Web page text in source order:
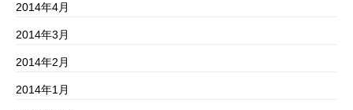
2014年4月
2014年3月
2014年2月
2014年1月